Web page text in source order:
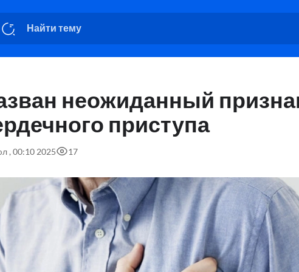
неожиданный
приступа
, 00:10 2025 17